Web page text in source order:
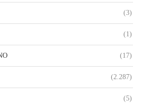
(3)
(1)
(17)
(2.287)
(5)